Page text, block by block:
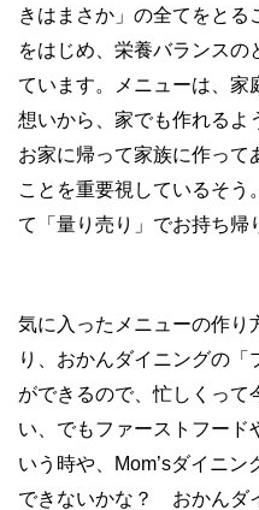
きはまさか」の全てをとる
をはじめ、栄養バランスの
ています。メニューは、家
想いから、家でも作れるよ
お家に帰って家族に作って
ことを重要視しているそう
て「量り売り」でお持ち帰
気に入ったメニューの作り
り、おかんダイニングの「
ができるので、忙しくって
い、でもファーストフー
いう時や、Mom’sダイニ
できないかな？ おかんダ